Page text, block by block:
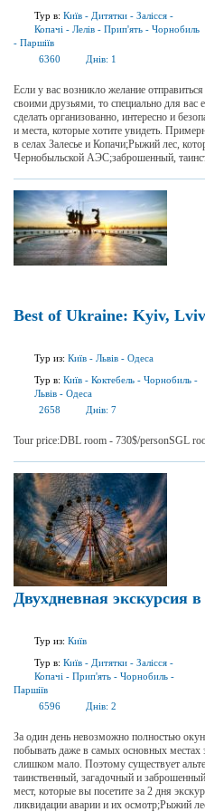
Тур в: Київ - Дитятки - Залісся -
Копачі - Лелів - Прип'ять - Чорнобиль
- Паршіїв
6360
Днів: 1
Если у вас возникло желание
своими друзьями, то специально для вас
сделать организованно, интересно и
и места, которые хотите увидеть.
в селах Залесье и Копачи;Рыжий лес,
Чернобыльской АЭС;заброшенный,
Best of Ukraine: Kyiv,
Тур из: Київ - Львів - Одеса
Тур в: Київ - Коктебель - Чорнобиль -
Львів - Одеса
2658
Днів: 7
Tour price:DBL room - 730$/personSGL
Двухдневная экскурсия
Тур из: Київ
Тур в: Київ - Дитятки - Залісся -
Копачі - Прип'ять - Чорнобиль -
Паршіїв
6596
Днів: 2
За один день невозможно полностью
побывать даже в самых основных местах
слишком мало. Поэтому существует
таинственный, загадочный и
мест, которые вы посетите за 2 дня
ликвидации аварии и их осмотр;Рыжий